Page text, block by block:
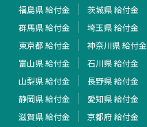
福島県 給付金
茨城県 給付金
群馬県 給付金
埼玉県 給付金
東京都 給付金
神奈川県 給付金
富山県 給付金
石川県 給付金
山梨県 給付金
長野県 給付金
静岡県 給付金
愛知県 給付金
滋賀県 給付金
京都府 給付金